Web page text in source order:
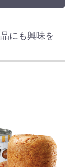
にも興味を